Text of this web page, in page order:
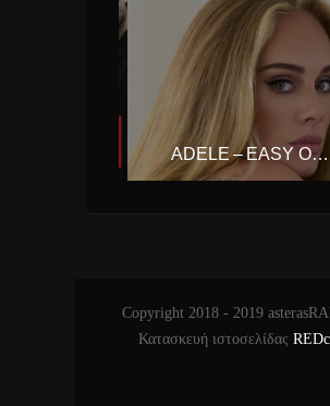
ADELE – EASY ON ME
Copyright 2018 - 2019
Κατασκευή ιστοσελίδας